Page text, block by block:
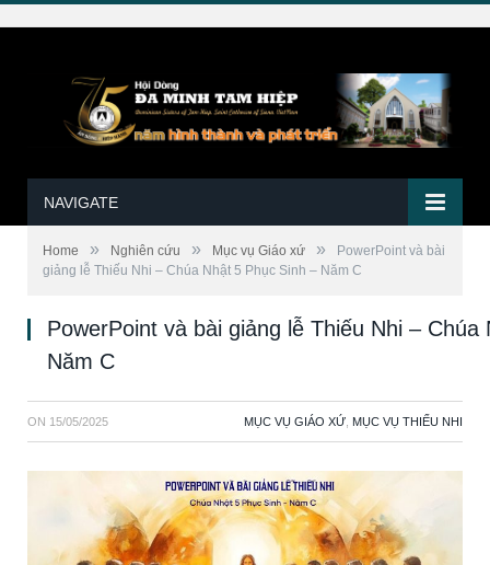
NAVIGATE
Home » Nghiên cứu » Mục vụ Giáo xứ »
PowerPoint và bài
giảng lễ Thiếu Nhi – Chúa Nhật 5 Phục Sinh – Năm C
PowerPoint và bài giảng lễ Thiếu Nhi – Chúa
Năm C
ON 15/05/2025 MỤC VỤ GIÁO XỨ MỤC VỤ THIẾU NHI